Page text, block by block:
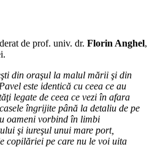
de prof. univ. dr. Florin Anghel,
din oraşul la malul mării şi din
este identică cu ceea ce au
legate de ceea ce vezi în afara
îngrijite până la detaliu de pe
oameni vorbind în limbi
şi iureşul unui mare port,
copilăriei pe care nu le voi uita